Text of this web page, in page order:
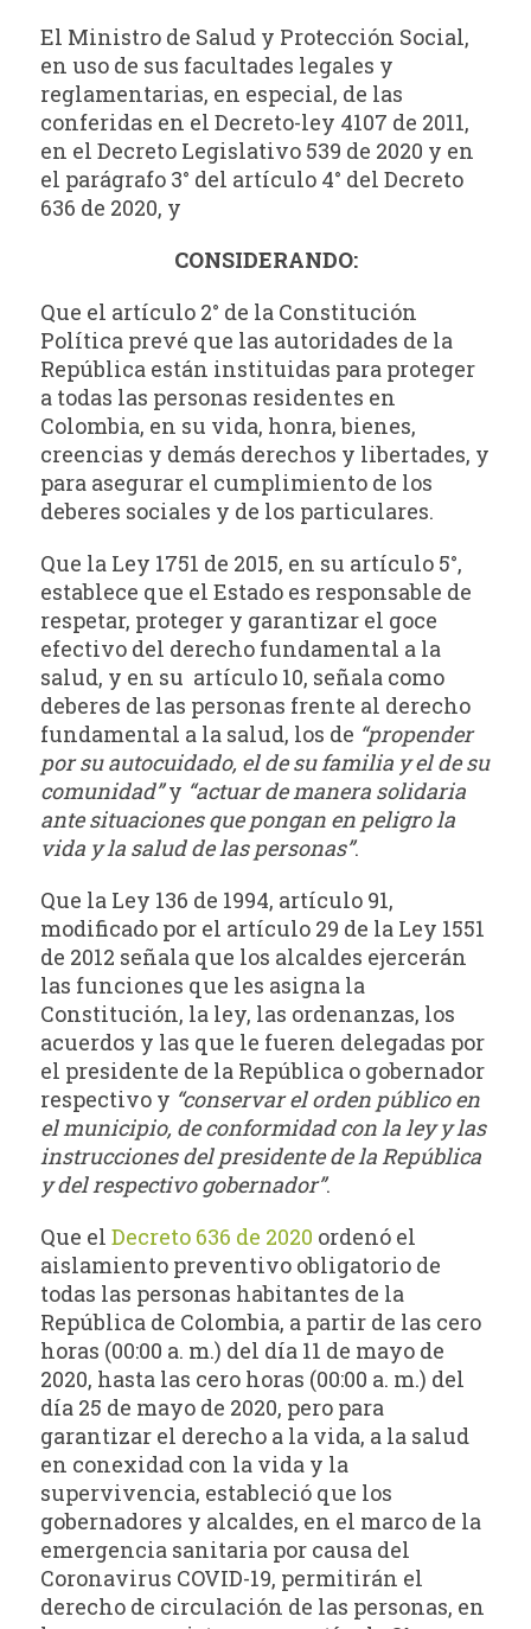
El Ministro de Salud y Protección Social,
en uso de sus facultades legales y
reglamentarias, en especial, de las
conferidas en el Decreto-ley 4107 de 2011,
en el Decreto Legislativo 539 de 2020 y en
el parágrafo 3° del artículo 4° del Decreto
636 de 2020, y
CONSIDERANDO:
Que el artículo 2° de la Constitución
Política prevé que las autoridades de la
República están instituidas para proteger
a todas las personas residentes en
Colombia, en su vida, honra, bienes,
creencias y demás derechos y libertades, y
para asegurar el cumplimiento de los
deberes sociales y de los particulares.
Que la Ley 1751 de 2015, en su artículo 5°,
establece que el Estado es responsable de
respetar, proteger y garantizar el goce
efectivo del derecho fundamental a la
salud, y en su artículo 10, señala como
deberes de las personas frente al derecho
fundamental a la salud, los de “propender
por su autocuidado, el de su familia y el de su
comunidad”y “actuar de manera solidaria
ante situaciones que pongan en peligro la
vida y la salud de las personas”.
Que la Ley 136 de 1994, artículo 91,
modificado por el artículo 29 de la Ley 1551
de 2012 señala que los alcaldes ejercerán
las funciones que les asigna la
Constitución, la ley, las ordenanzas, los
acuerdos y las que le fueren delegadas por
el presidente de la República o gobernador
respectivo y “conservar el orden público en
el municipio, de conformidad con la ley y las
instrucciones del presidente de la República
y del respectivo gobernador”.
Que elDecreto 636 de 2020 ordenó el
aislamiento preventivo obligatorio de
todas las personas habitantes de la
República de Colombia, a partir de las cero
horas (00:00 a. m.) del día 11 de mayo de
2020, hasta las cero horas (00:00 a. m.) del
día 25 de mayo de 2020, pero para
garantizar el derecho a la vida, a la salud
en conexidad con la vida y la
supervivencia, estableció que los
gobernadores y alcaldes, en el marco de la
emergencia sanitaria por causa del
Coronavirus COVID-19, permitirán el
derecho de circulación de las personas, en